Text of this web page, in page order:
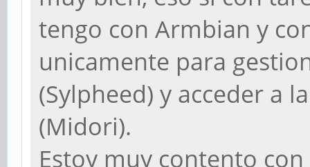
tengo con Armbian y
unicamente para
(Sylpheed) y acceder a
(Midori).
Estoy muy contento